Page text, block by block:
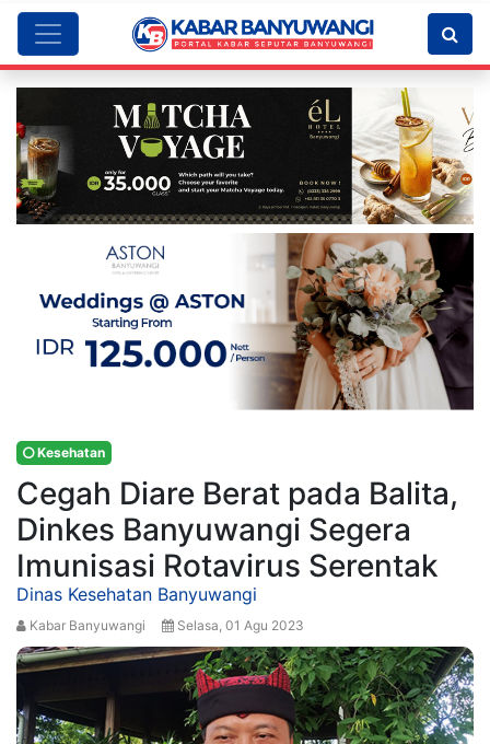
Kesehatan
Cegah Diare Berat pada Balita,
Dinkes Banyuwangi Segera
Imunisasi Rotavirus Serentak
Dinas Kesehatan Banyuwangi
Kabar Banyuwangi Selasa, 01 Agu 2023